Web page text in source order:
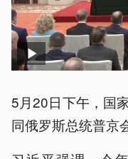
5月20日下午，国
同俄罗斯总统普京